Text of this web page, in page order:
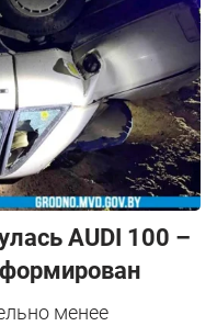
AUDI 100 –
менее